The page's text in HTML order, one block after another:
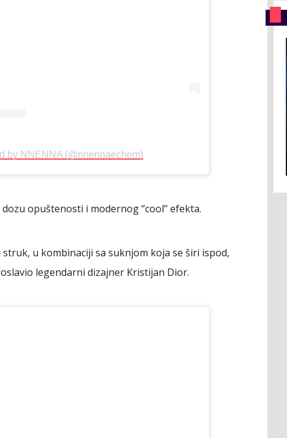
by NNENNA (@nnennaechem)
opuštenosti i modernog “cool” efekta.
u kombinaciji sa suknjom koja se širi ispod,
legendarni dizajner Kristijan Dior.